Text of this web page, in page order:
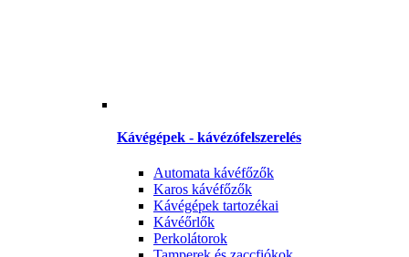
Kávégépek - kávézófelszerelés
Automata kávéfőzők
Karos kávéfőzők
Kávégépek tartozékai
Kávéőrlők
Perkolátorok